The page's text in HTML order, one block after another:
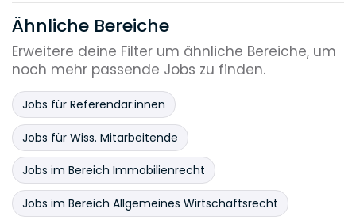
Ähnliche Bereiche
Erweitere deine Filter um ähnliche Bereiche, um
noch mehr passende Jobs zu finden.
Jobs für Referendar:innen
Jobs für Wiss. Mitarbeitende
Jobs im Bereich Immobilienrecht
Jobs im Bereich Allgemeines Wirtschaftsrecht